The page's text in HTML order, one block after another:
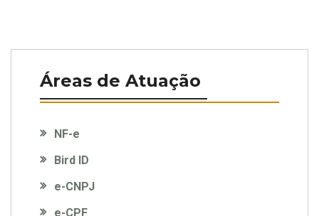
Áreas de Atuação
NF-e
Bird ID
e-CNPJ
e-CPF